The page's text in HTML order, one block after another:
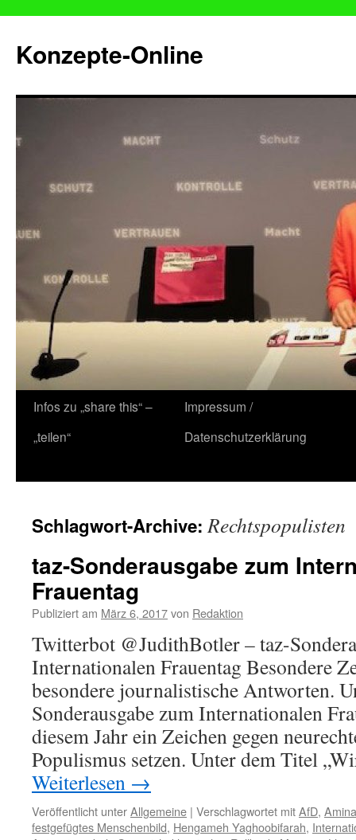
Konzepte-Online
Zum
Inhalt
Infos zu „share this“ –
„teilen“
Impressum /
Datenschutzerklärung
Schlagwort-Archive:Rechtspopulisten
taz-Sonderausgabe zum
Frauentag
Publiziert am März 6, 2017von Redaktion
Twitterbot @JudithBotler – taz-
Internationalen Frauentag Besondere
besondere journalistische Antworten.
Sonderausgabe zum Internationalen
diesem Jahr ein Zeichen gegen
Populismus setzen. Unter dem Titel
Weiterlesen →
Veröffentlicht unterAllgemeine | Verschlagwortet mitAfD,
festgefügtes Menschenbild, Hengameh Yaghoobifarah,